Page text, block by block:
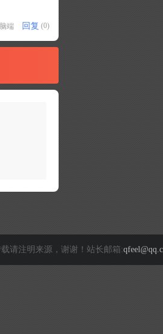
端 回复 (0)
请注明来源，谢谢！站长邮箱: